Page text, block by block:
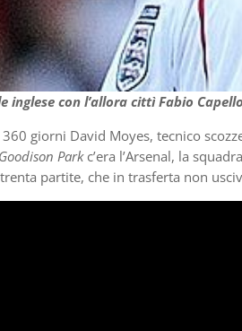
inglese con l’allora cittì Fabio Capello
giorni David Moyes, tecnico
Goodison Park c’era l’Arsenal, la
partite, che in trasferta non